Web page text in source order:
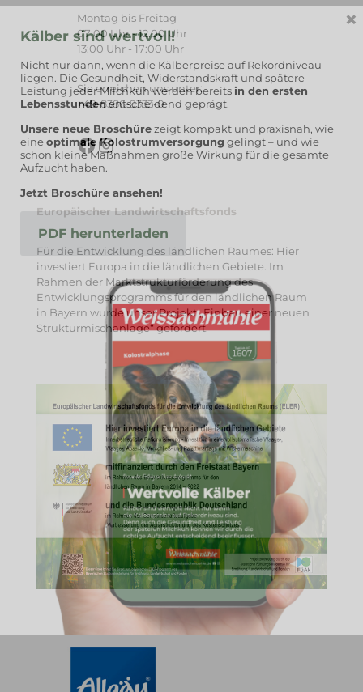
Montag bis Freitag
07:00 Uhr - 12.00 Uhr
13:00 Uhr - 17:00 Uhr
Sie erreichen uns unter:
+49-8386-9333-0
Facebook
Instagram
Europäischer Landwirtschaftsfonds
Für die Entwicklung des ländlichen Raumes: Hier
investiert Europa in die ländlichen Gebiete. Im
Rahmen der Marktstrukturförderung des
Entwicklungsprogramms für den ländlichen Raum
in Bayern wurde unser Projekt „Einbau einer neuen
Strukturmischanlage“ gefördert.
Kälber sind wertvoll!
Nicht nur dann, wenn die Kälberpreise auf Rekordniveau
liegen. Die Gesundheit, Widerstandskraft und spätere
Leistung jeder Milchkuh werden bereitsin den ersten
Lebensstundenentscheidend geprägt.
Unsere neue Broschürezeigt kompakt und praxisnah, wie
eineoptimale Kolostrumversorgung gelingt – und wie
schon kleine Maßnahmen große Wirkung für die gesamte
Aufzucht haben.
Jetzt Broschüre ansehen!
PDF herunterladen
×